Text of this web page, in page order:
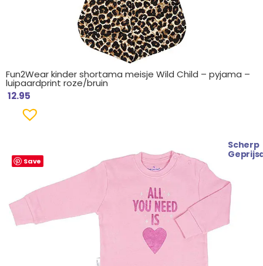
Fun2Wear kinder shortama meisje Wild Child – pyjama –
luipaardprint roze/bruin
12.95
Save
Scherp
Oorspronkelijke
prijs
€ 19.95.€ 16.99.